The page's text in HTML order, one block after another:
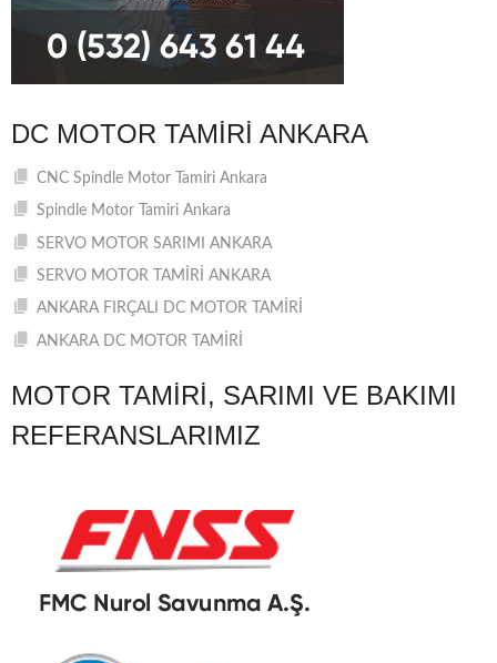
DC MOTOR TAMIRI ANKARA
CNC Spindle Motor Tamiri Ankara
Spindle Motor Tamiri Ankara
SERVO MOTOR SARIMI ANKARA
SERVO MOTOR TAMİRİ ANKARA
ANKARA FIRÇALI DC MOTOR TAMİRİ
ANKARA DC MOTOR TAMİRİ
MOTOR TAMIRI, SARIMI VE BAKIMI
REFERANSLARIMIZ